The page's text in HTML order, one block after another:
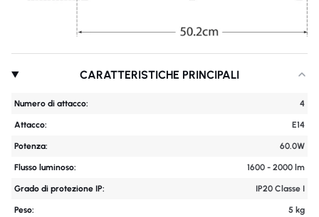
CARATTERISTICHE PRINCIPALI
Numero di attacco: 4
Attacco: E14
Potenza: 60.0W
Flusso luminoso: 1600 - 2000 lm
Grado di protezione IP: IP20 Classe I
Peso: 5 kg